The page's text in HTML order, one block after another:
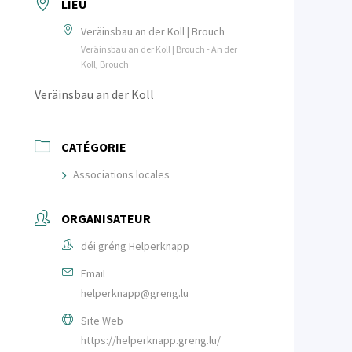
LIEU
Veräinsbau an der Koll | Brouch
Veräinsbau an der Koll | Brouch - An der
Koll, Brouch
Veräinsbau an der Koll
CATÉGORIE
Associations locales
ORGANISATEUR
déi gréng Helperknapp
Email
helperknapp@greng.lu
Site Web
https://helperknapp.greng.lu/